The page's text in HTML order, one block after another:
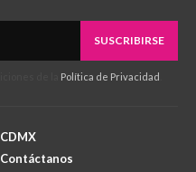
SUSCRIBIRSE
Política de Privacidad
CDMX
Contáctanos